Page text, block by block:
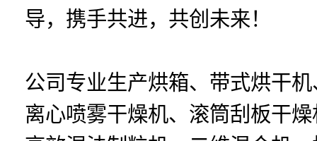
导，携手共进，共创未来！
公司专业生产烘箱、带式烘干
离心喷雾干燥机、滚筒刮板干